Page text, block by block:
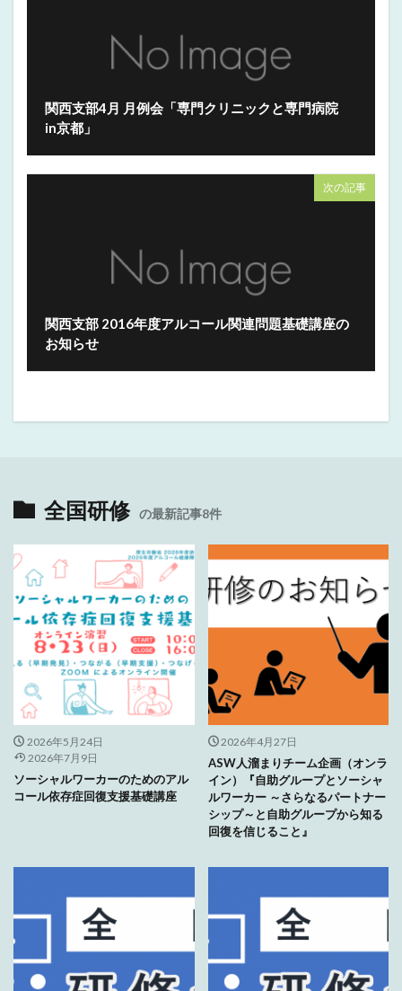
関西支部4月 月例会「専門クリニックと専門病院
in京都」
次の記事
関西支部 2016年度アルコール関連問題基礎講座の
お知らせ
全国研修 の最新記事8件
2026年5月24日
2026年7月9日
ソーシャルワーカーのためのアル
コール依存症回復支援基礎講座
2026年4月27日
ASW人溜まりチーム企画（オンラ
イン）『自助グループとソーシャ
ルワーカー ～さらなるパートナー
シップ～と自助グループから知る
回復を信じること』